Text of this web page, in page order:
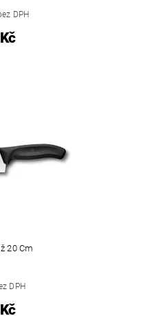
DPH
20 Cm
DPH